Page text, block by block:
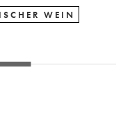
WEIN